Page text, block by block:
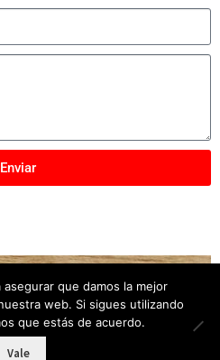
Enviar
Elber – Tots els drets
que damos la mejor
web. Si sigues utilizando
que estás de acuerdo.
Vale